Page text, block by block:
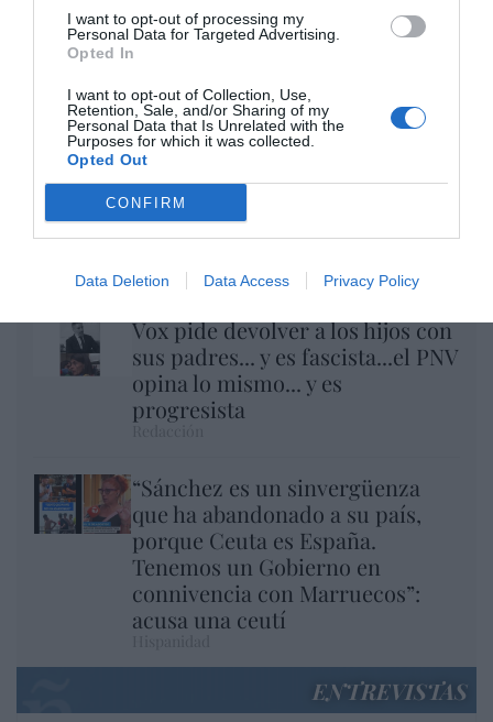
I want to opt-out of processing my
Personal Data for Targeted Advertising.
Opted In
I want to opt-out of Collection, Use,
Retention, Sale, and/or Sharing of my
Personal Data that Is Unrelated with the
Purposes for which it was collected.
Opted Out
CONFIRM
Data Deletion Data Access Privacy Policy
Eclipse Sánchez: "No te olvides de las gafas
protectoras. Así, el 12 de agosto sólo
Hispanidad
Vox pide devolver a los hijos con
sus padres... y es fascista...el PNV
opina lo mismo... y es
progresista
“Sánchez es un sinvergüenza
que ha abandonado a su país,
porque Ceuta es España.
Tenemos un Gobierno en
connivencia con Marruecos”:
acusa una ceutí
ENTREVISTAS